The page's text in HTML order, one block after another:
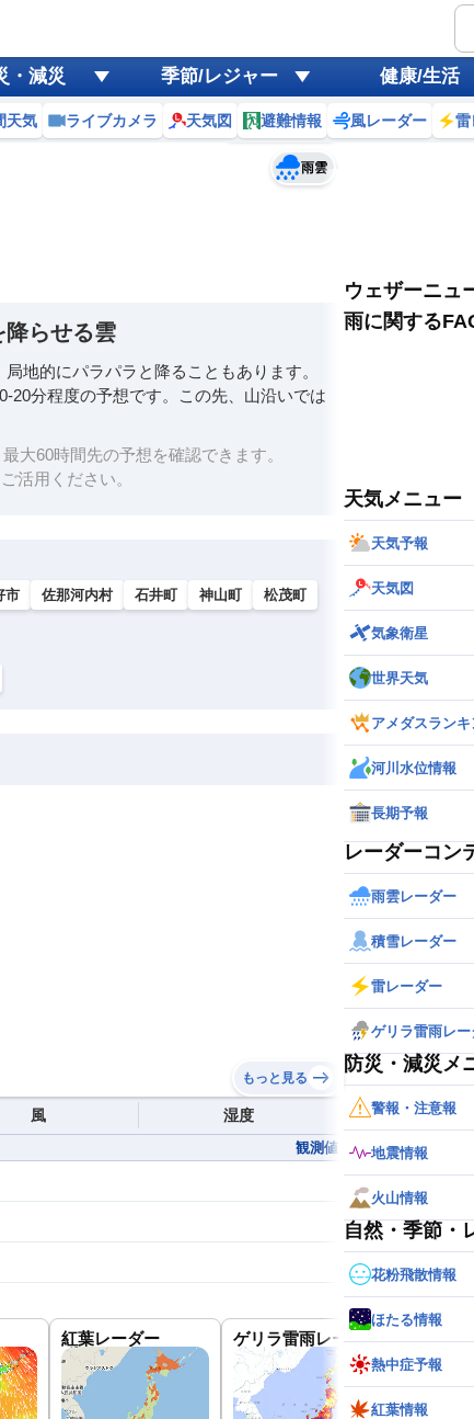
・減災 季節/レジャー 健康/生活
天気 ライブカメラ 天気図 避難情報 風レーダー 雷
雨雲
予報士コメント
黄砂
天気 台風
降らせる雲
地的にパラパラと降ることもあります。
20分程度の予想です。この先、山沿いでは
大60時間先の予想を確認できます。
活用ください。
市 佐那河内村 石井町 神山町
松茂町
もっと見る
風 湿度
観測値
紅葉レーダー ゲリラ雷雨レーダー 世界の
ウェザーニュ
雨に関する
天気メニュー
天気予報
天気図
気象衛星
世界天気
アメダスランキ
河川水位情報
長期予報
レーダーコン
雨雲レーダー
積雪レーダー
雷レーダー
ゲリラ雷雨レー
防災・減災メ
警報・注意報
地震情報
火山情報
自然・季節・
花粉飛散情報
ほたる情報
熱中症予報
紅葉情報